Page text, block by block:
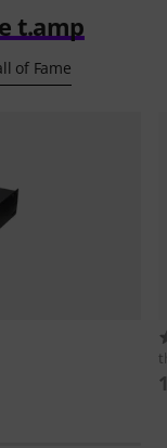
t.amp
of Fame